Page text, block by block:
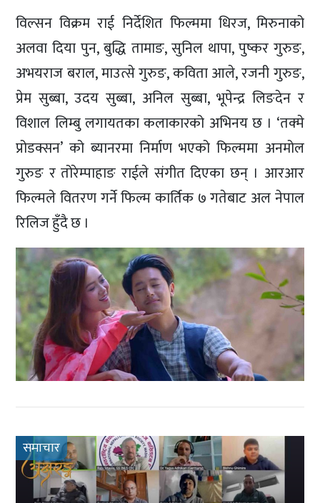
विल्सन विक्रम राई निर्देशित फिल्ममा धिरज, मिरुनाको
अलवा दिया पुन, बुद्धि तामाङ, सुनिल थापा, पुष्कर गुरुङ,
अभयराज बराल, माउत्से गुरुङ, कविता आले, रजनी गुरुङ,
प्रेम सुब्बा, उदय सुब्बा, अनिल सुब्बा, भूपेन्द्र लिङदेन र
विशाल लिम्बु लगायतका कलाकारको अभिनय छ । ‘तक्मे
प्रोडक्सन’ को ब्यानरमा निर्माण भएको फिल्ममा अनमोल
गुरुङ र तोरेम्पाहाङ राईले संगीत दिएका छन् । आरआर
फिल्मले वितरण गर्ने फिल्म कार्तिक ७ गतेबाट अल नेपाल
रिलिज हुँदै छ ।
समाचार